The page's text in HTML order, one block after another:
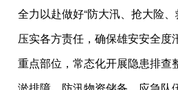
全力以赴做好“防大汛、抢大险
压实各方责任，确保雄安安全度
重点部位，常态化开展隐患排查